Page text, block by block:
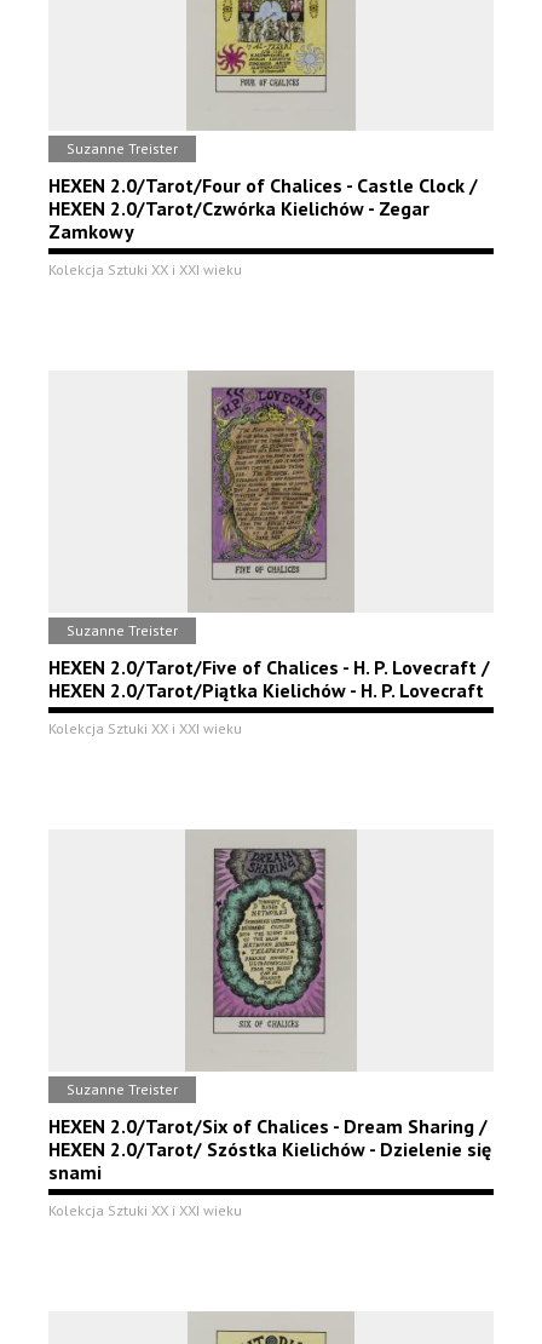
Suzanne Treister
HEXEN 2.0/Tarot/Four of Chalices - Castle Clock /
HEXEN 2.0/Tarot/Czwórka Kielichów - Zegar
Zamkowy
Kolekcja Sztuki XX i XXI wieku
Suzanne Treister
HEXEN 2.0/Tarot/Five of Chalices - H. P. Lovecraft /
HEXEN 2.0/Tarot/Piątka Kielichów - H. P. Lovecraft
Kolekcja Sztuki XX i XXI wieku
Suzanne Treister
HEXEN 2.0/Tarot/Six of Chalices - Dream Sharing /
HEXEN 2.0/Tarot/ Szóstka Kielichów - Dzielenie się
snami
Kolekcja Sztuki XX i XXI wieku